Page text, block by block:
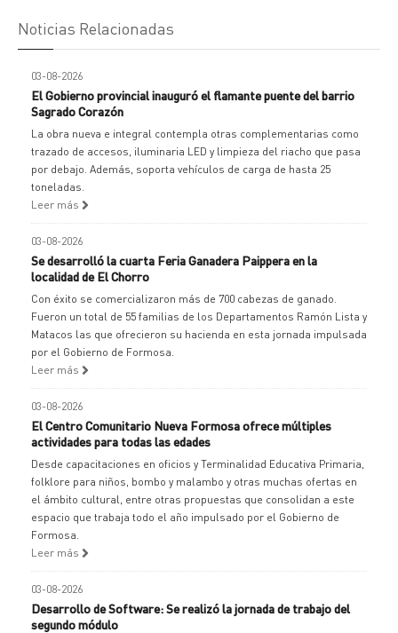
Noticias Relacionadas
03-08-2026
El Gobierno provincial inauguró el flamante puente del barrio
Sagrado Corazón
La obra nueva e integral contempla otras complementarias como
trazado de accesos, iluminaria LED y limpieza del riacho que pasa
por debajo. Además, soporta vehículos de carga de hasta 25
toneladas.
Leer más
03-08-2026
Se desarrolló la cuarta Feria Ganadera Paippera en la
localidad de El Chorro
Con éxito se comercializaron más de 700 cabezas de ganado.
Fueron un total de 55 familias de los Departamentos Ramón Lista y
Matacos las que ofrecieron su hacienda en esta jornada impulsada
por el Gobierno de Formosa.
Leer más
03-08-2026
El Centro Comunitario Nueva Formosa ofrece múltiples
actividades para todas las edades
Desde capacitaciones en oficios y Terminalidad Educativa Primaria,
folklore para niños, bombo y malambo y otras muchas ofertas en
el ámbito cultural, entre otras propuestas que consolidan a este
espacio que trabaja todo el año impulsado por el Gobierno de
Formosa.
Leer más
03-08-2026
Desarrollo de Software: Se realizó la jornada de trabajo del
segundo módulo